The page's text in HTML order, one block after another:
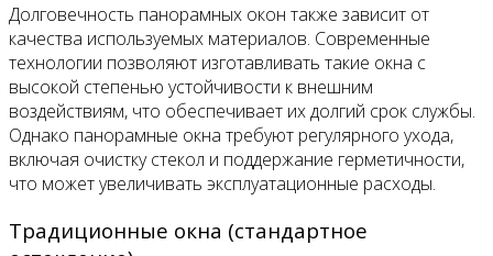
Долговечность панорамных окон также зависит от
качества используемых материалов. Современные
технологии позволяют изготавливать такие окна с
высокой степенью устойчивости к внешним
воздействиям, что обеспечивает их долгий срок службы.
Однако панорамные окна требуют регулярного ухода,
включая очистку стекол и поддержание герметичности,
что может увеличивать эксплуатационные расходы.
Традиционные окна (стандартное